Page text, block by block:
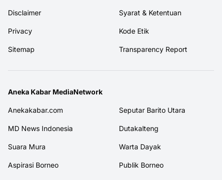
Disclaimer Syarat & Ketentuan
Privacy Kode Etik
Sitemap Transparency Report
Aneka Kabar MediaNetwork
Anekakabar.com Seputar Barito Utara
MD News Indonesia Dutakalteng
Suara Mura Warta Dayak
Aspirasi Borneo Publik Borneo